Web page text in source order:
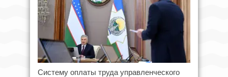
Систему оплаты труда управленческого